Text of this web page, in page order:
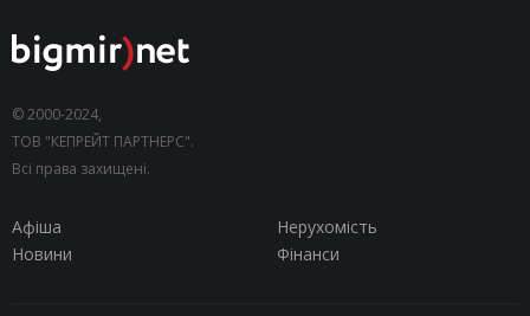
© 2000-2024,
ТОВ "КЕПРЕЙТ ПАРТНЕРС".
Всі права захищені.
Афіша
Нерухомість
Новини
Фінанси